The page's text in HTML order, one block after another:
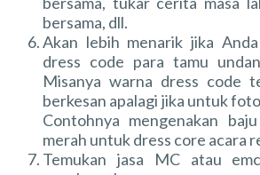
bersama, dll.
Akan lebih menarik jika
dress code para tamu
Misanya warna dress code
berkesan apalagi jika untuk
Contohnya mengenakan
merah untuk dress core acara
Temukan jasa MC atau